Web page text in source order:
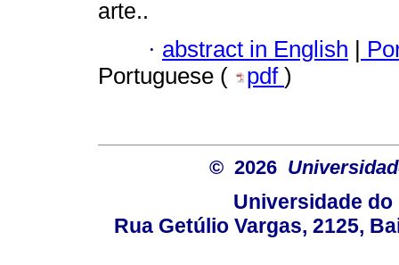
arte..
· abstract in English |
Portuguese (
pdf )
© 2026
Universidade do
Rua Getúlio Vargas, 2125,